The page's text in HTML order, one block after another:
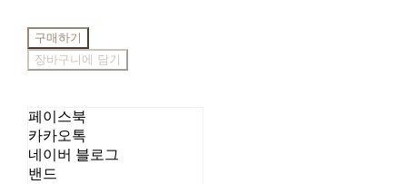
구매하기
장바구니에 담기
페이스북
카카오톡
네이버 블로그
밴드